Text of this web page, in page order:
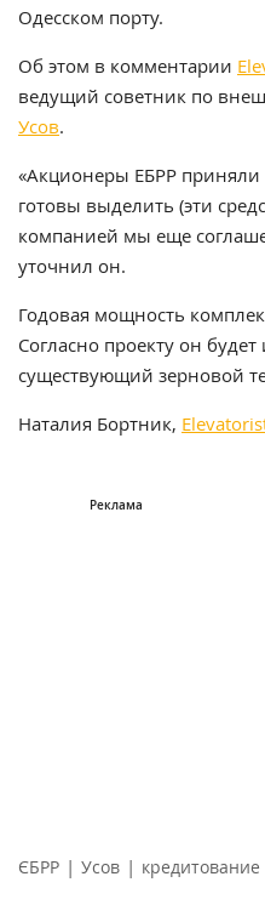
Одесском порту.
Об этом в комментарии
ведущий советник по
Усов.
«Акционеры ЕБРР
готовы выделить (эти
компанией мы еще
уточнил он.
Годовая мощность
Согласно проекту он
существующий зерновой
Наталия Бортник,
ЄБРР | Усов | кредитование